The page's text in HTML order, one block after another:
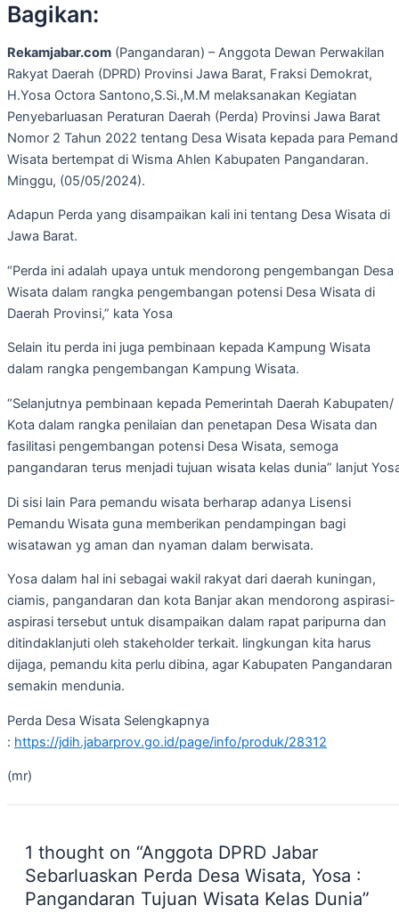
Bagikan:
Rekamjabar.com (Pangandaran) – Anggota Dewan Perwakilan
Rakyat Daerah (DPRD) Provinsi Jawa Barat, Fraksi Demokrat,
H.Yosa Octora Santono,S.Si.,M.M melaksanakan Kegiatan
Penyebarluasan Peraturan Daerah (Perda) Provinsi Jawa Barat
Nomor 2 Tahun 2022 tentang Desa Wisata kepada para
Wisata bertempat di Wisma Ahlen Kabupaten Pangandaran.
Minggu, (05/05/2024).
Adapun Perda yang disampaikan kali ini tentang Desa Wisata di
Jawa Barat.
“Perda ini adalah upaya untuk mendorong pengembangan Desa
Wisata dalam rangka pengembangan potensi Desa Wisata di
Daerah Provinsi,” kata Yosa
Selain itu perda ini juga pembinaan kepada Kampung Wisata
dalam rangka pengembangan Kampung Wisata.
“Selanjutnya pembinaan kepada Pemerintah Daerah Kabupaten/
Kota dalam rangka penilaian dan penetapan Desa Wisata dan
fasilitasi pengembangan potensi Desa Wisata, semoga
pangandaran terus menjadi tujuan wisata kelas dunia” lanjut
Di sisi lain Para pemandu wisata berharap adanya Lisensi
Pemandu Wisata guna memberikan pendampingan bagi
wisatawan yg aman dan nyaman dalam berwisata.
Yosa dalam hal ini sebagai wakil rakyat dari daerah kuningan,
ciamis, pangandaran dan kota Banjar akan mendorong aspirasi-
aspirasi tersebut untuk disampaikan dalam rapat paripurna dan
ditindaklanjuti oleh stakeholder terkait. lingkungan kita harus
dijaga, pemandu kita perlu dibina, agar Kabupaten Pangandaran
semakin mendunia.
Perda Desa Wisata Selengkapnya
: https://jdih.jabarprov.go.id/page/info/produk/28312
(mr)
1 thought on “Anggota DPRD Jabar
Sebarluaskan Perda Desa Wisata, Yosa :
Pangandaran Tujuan Wisata Kelas Dunia”